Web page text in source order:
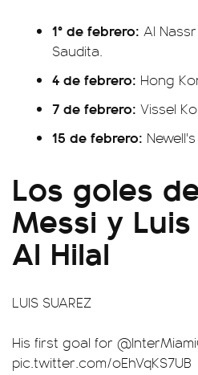
1° de febrero: Al
Saudita.
4 de febrero: Hong
7 de febrero: Vissel
15 de febrero:
Los goles
Messi y
Al Hilal
LUIS SUAREZ
His first goal for
pic.twitter.com/oEhVqKS7UB